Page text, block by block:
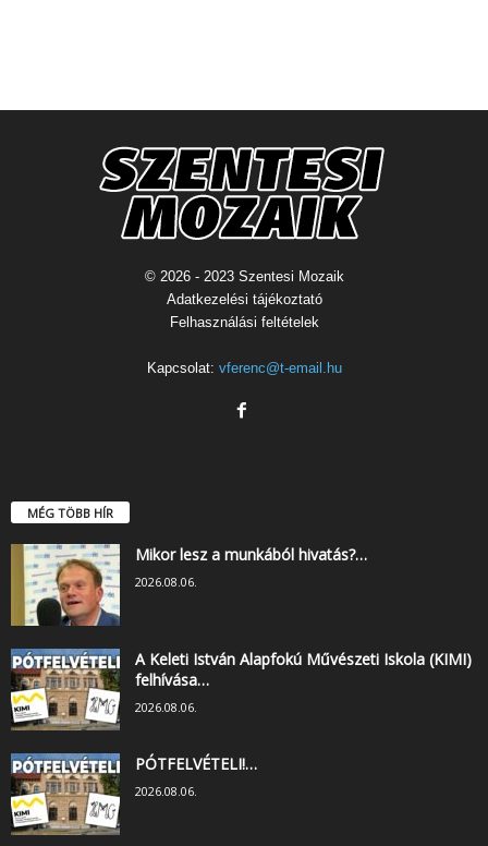
© 2026 - 2023 Szentesi Mozaik
Adatkezelési tájékoztató
Felhasználási feltételek
Kapcsolat: vferenc@t-email.hu
MÉG TÖBB HÍR
Mikor lesz a munkából hivatás?…
2026.08.06.
A Keleti István Alapfokú Művészeti Iskola (KIMI)
felhívása…
2026.08.06.
PÓTFELVÉTELI!…
2026.08.06.